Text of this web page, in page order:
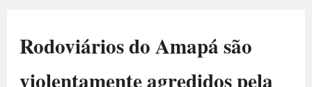
Rodoviários do Amapá são
violentamente agredidos pela